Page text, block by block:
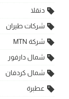
دنقلا
شركات طيران
شركة MTN
شمال دارفور
شمال كردفان
عطبرة